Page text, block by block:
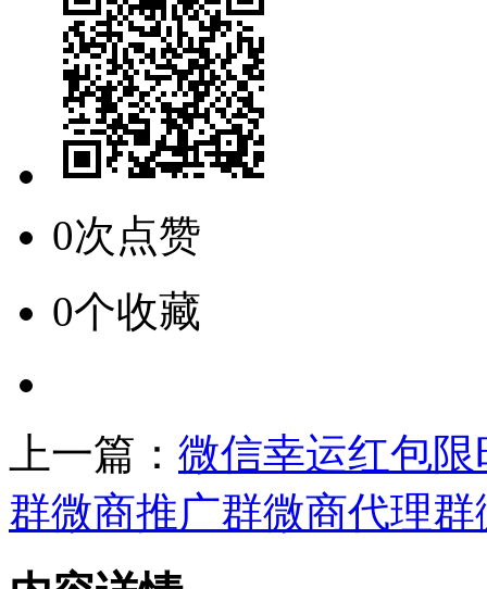
0次点赞
0个收藏
上一篇： 微信幸运红包限
群微商推广群微商代理